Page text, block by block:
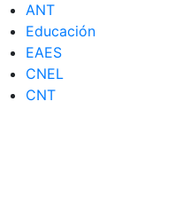
del Ecuador
ANT
Educación
EAES
CNEL
CNT